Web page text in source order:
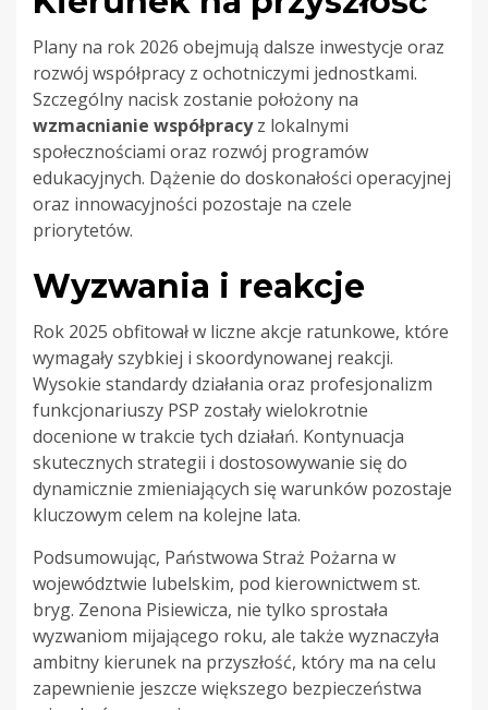
Plany na rok 2026 obejmują dalsze inwestycje oraz
rozwój współpracy z ochotniczymi jednostkami.
Szczególny nacisk zostanie położony na
wzmacnianie współpracyz lokalnymi
społecznościami oraz rozwój programów
edukacyjnych. Dążenie do doskonałości operacyjnej
oraz innowacyjności pozostaje na czele
priorytetów.
Wyzwania i reakcje
Rok 2025 obfitował w liczne akcje ratunkowe, które
wymagały szybkiej i skoordynowanej reakcji.
Wysokie standardy działania oraz profesjonalizm
funkcjonariuszy PSP zostały wielokrotnie
docenione w trakcie tych działań. Kontynuacja
skutecznych strategii i dostosowywanie się do
dynamicznie zmieniających się warunków pozostaje
kluczowym celem na kolejne lata.
Podsumowując, Państwowa Straż Pożarna w
województwie lubelskim, pod kierownictwem st.
bryg. Zenona Pisiewicza, nie tylko sprostała
wyzwaniom mijającego roku, ale także wyznaczyła
ambitny kierunek na przyszłość, który ma na celu
zapewnienie jeszcze większego bezpieczeństwa